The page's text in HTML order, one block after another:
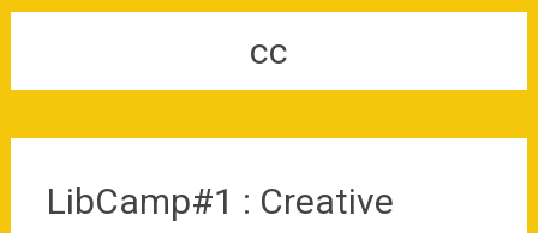
cc
LibCamp#1 : Creative